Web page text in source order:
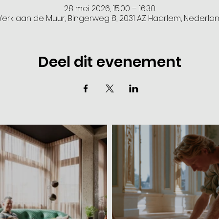
28 mei 2026, 15:00 – 16:30
aan de Muur, Bingerweg 8, 2031 AZ Haarlem,
Deel dit evenement